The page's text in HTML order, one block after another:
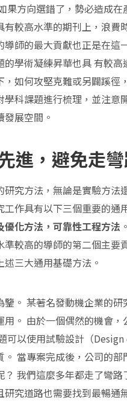
果方向選錯了，勢必造成
較高水準的期刊上，浪
師的最大貢獻也正是在
的學術凝練昇華也具 有較
如何攻堅克難或另闢蹊
科課題進行梳理，並注
展空間。
進，避免走
究方法，無論是實驗方
作具有以下三個重要的通
化方法，可靠性工程方法
較高的導師的第二個主
三大通用基礎方法。
鑒。 某著名發動機企業的
。 由於一個偶然的機會
可以使用試驗設計（
。 當專案完成後，公司的
？ 我們這麼多年都走了彎
研究道路也需要找到最暢